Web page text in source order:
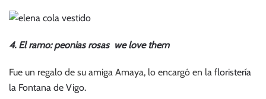
4. El ramo: peonias rosas we love them
Fue un regalo de su amiga Amaya, lo encargó en la floristería
la Fontana de Vigo.